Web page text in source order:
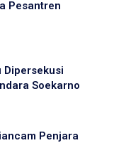
Pesantren
Dipersekusi
Soekarno
Penjara